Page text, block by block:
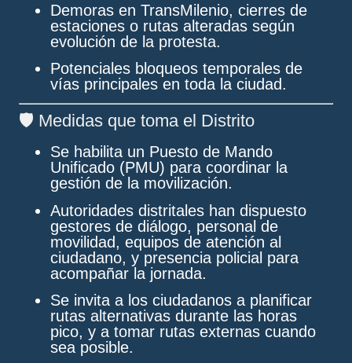
Demoras en TransMilenio, cierres de
estaciones o rutas alteradas según
evolución de la protesta.
Potenciales bloqueos temporales de
vías principales en toda la ciudad.
🛡 Medidas que toma el Distrito
Se habilita un Puesto de Mando
Unificado (PMU) para coordinar la
gestión de la movilización.
Autoridades distritales han dispuesto
gestores de diálogo, personal de
movilidad, equipos de atención al
ciudadano, y presencia policial para
acompañar la jornada.
Se invita a los ciudadanos a planificar
rutas alternativas durante las horas
pico, y a tomar rutas externas cuando
sea posible.